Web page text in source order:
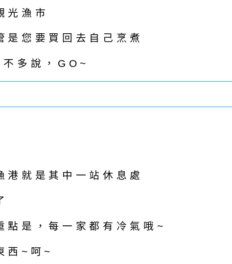
光漁市
是您要買回去自己烹煮
多說，GO~
港就是其中一站休息處
點是，每一家都有冷氣哦~
西~呵~